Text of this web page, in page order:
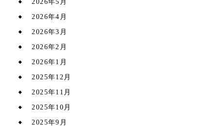
2026年5月
2026年4月
2026年3月
2026年2月
2026年1月
2025年12月
2025年11月
2025年10月
2025年9月